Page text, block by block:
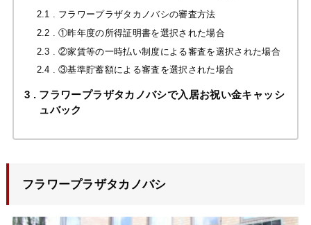
2.1
フラワープラザタカノバシの審査方法
2.2
①昨年度の所得証明書を選択された場合
2.3
②家賃等の一時払い制度による審査を選択された場合
2.4
③基準貯蓄額による審査を選択された場合
3
フラワープラザタカノバシで入居お祝い金キャッシ
ュバック
フラワープラザタカノバシ